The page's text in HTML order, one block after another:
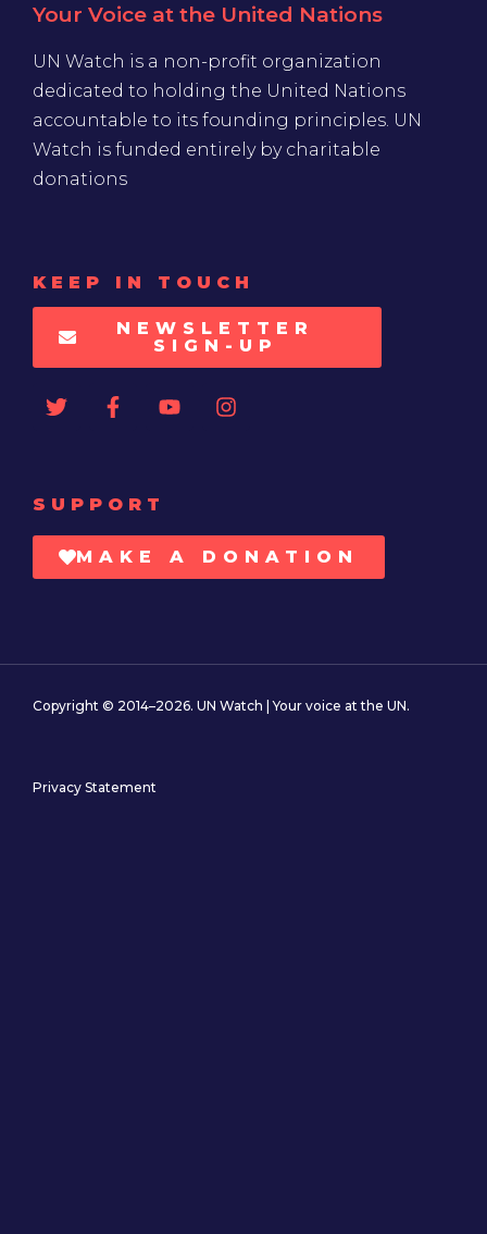
Your Voice at the United Nations
UN Watch is a non-profit organization
dedicated to holding the United Nations
accountable to its founding principles. UN
Watch is funded entirely by charitable
donations
KEEP IN TOUCH
NEWSLETTER
SIGN-UP
SUPPORT
MAKE A DONATION
Copyright © 2014–2026. UN Watch | Your voice at the UN.
Privacy Statement